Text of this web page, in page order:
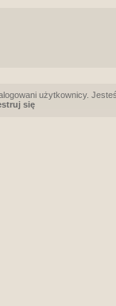
użytkownicy.
się